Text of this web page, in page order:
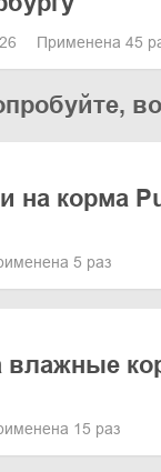
Применена 45
на корма
5 раз
влажные
15 раз